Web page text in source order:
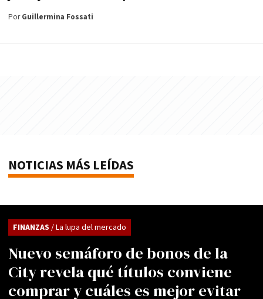
PorGuillermina Fossati
NOTICIAS MÁS LEÍDAS
Nuevo semáforo de bonos de la
City revela qué títulos conviene
comprar y cuáles es mejor evitar
FINANZAS / La lupa del mercado